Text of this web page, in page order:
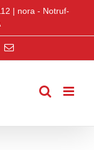
| nora - Notruf-
E-